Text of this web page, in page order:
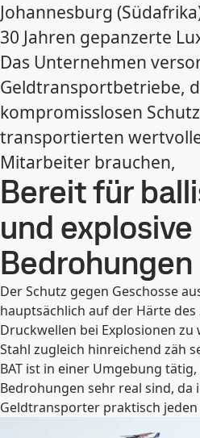
Johannesburg
30 Jahren gepanzerte
Das Unternehmen
Geldtransportbetriebe,
kompromisslosen
transportierten
Mitarbeiter brauchen,
Bereit für
und explosive
Bedrohungen
Der Schutz gegen Geschosse
hauptsächlich auf der Härte
Druckwellen bei Explosionen
Stahl zugleich hinreichend zäh
BAT ist in einer Umgebung
Bedrohungen sehr real sind,
Geldtransporter praktisch